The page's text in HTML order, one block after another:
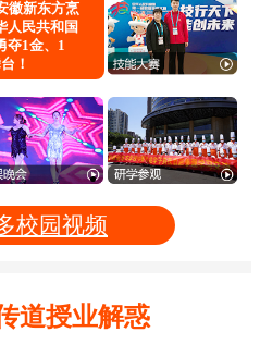
徽新东方烹
人民共和国
夺1金、1
！
校园视频
道授业解惑